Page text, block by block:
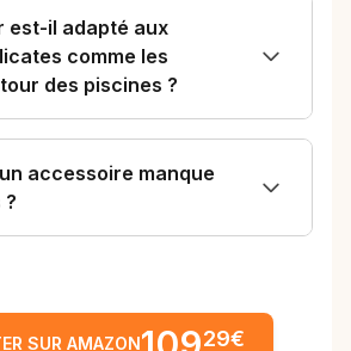
est-il adapté aux
comme les
des piscines ?
accessoire manque
?
SUR AMAZON 29€